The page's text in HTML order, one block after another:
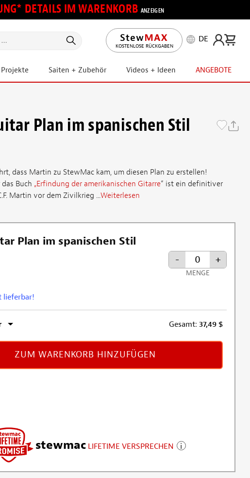
DETAILS IM WARENKORB ANZEIGEN
KOSTENLOSE RÜCKGABEN
DE
Saiten + Zubehör Videos + Ideen ANGEBOTE
Plan im spanischen Stil
dass Martin zu StewMac kam, um diesen Plan zu erstellen!
Buch „Erfindung der amerikanischen Gitarre“ ist ein definitiver
Martin vor dem Zivilkrieg ...Weiterlesen
Plan im spanischen Stil
lieferbar!
- +
MENGE
Gesamt: 37,49 $
ZUM WARENKORB HINZUFÜGEN
stewmac LIFETIME VERSPRECHEN